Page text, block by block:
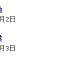
2日
3日